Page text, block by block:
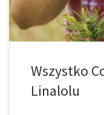
Wszystko
Linalolu